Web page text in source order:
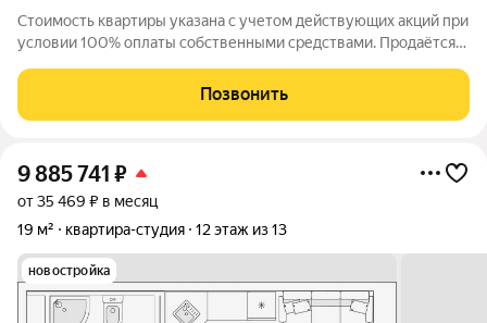
Стоимость квартиры указана с учетом действующих акций при
условии 100% оплаты собственными средствами. Продаётся
(Росстройинвест). Квартира находится в 13 этажном доме, в
Гранат - Корпус К4 на
Позвонить
9 885 741 ₽
от 35 469 ₽ в месяц
19 м²
квартира-студия 12 этаж из 13
новостройка